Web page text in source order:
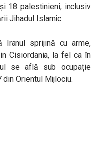
18 palestinieni, inclusiv
Jihadul Islamic.
Iranul sprijină cu arme,
Cisiordania, la fel ca în
se află sub ocupație
Orientul Mijlociu.